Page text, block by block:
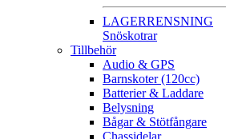
LAGERRENSNING
Snöskotrar
Tillbehör
Audio & GPS
Barnskoter (120cc)
Batterier & Laddare
Belysning
Bågar & Stötfångare
Chassidelar